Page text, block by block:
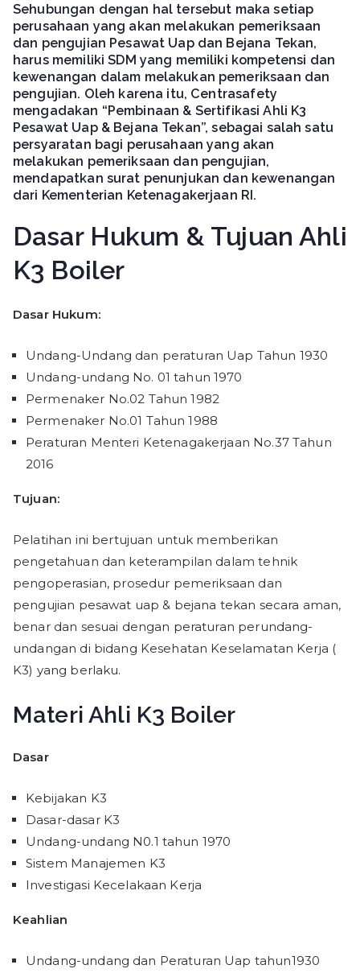
Sehubungan dengan hal tersebut maka setiap
perusahaan yang akan melakukan pemeriksaan
dan pengujian Pesawat Uap dan Bejana Tekan,
harus memiliki SDM yang memiliki kompetensi dan
kewenangan dalam melakukan pemeriksaan dan
pengujian. Oleh karena itu, Centrasafety
mengadakan “Pembinaan & Sertifikasi Ahli K3
Pesawat Uap & Bejana Tekan”, sebagai salah satu
persyaratan bagi perusahaan yang akan
melakukan pemeriksaan dan pengujian,
mendapatkan surat penunjukan dan kewenangan
dari Kementerian Ketenagakerjaan RI.
Dasar Hukum & Tujuan Ahli
K3 Boiler
Dasar Hukum:
Undang-Undang dan peraturan Uap Tahun 1930
Undang-undang No. 01 tahun 1970
Permenaker No.02 Tahun 1982
Permenaker No.01 Tahun 1988
Peraturan Menteri Ketenagakerjaan No.37 Tahun
2016
Tujuan:
Pelatihan ini bertujuan untuk memberikan
pengetahuan dan keterampilan dalam tehnik
pengoperasian, prosedur pemeriksaan dan
pengujian pesawat uap & bejana tekan secara aman,
benar dan sesuai dengan peraturan perundang-
undangan di bidang Kesehatan Keselamatan Kerja (
K3) yang berlaku.
Materi Ahli K3 Boiler
Dasar
Kebijakan K3
Dasar-dasar K3
Undang-undang N0.1 tahun 1970
Sistem Manajemen K3
Investigasi Kecelakaan Kerja
Keahlian
Undang-undang dan Peraturan Uap tahun1930